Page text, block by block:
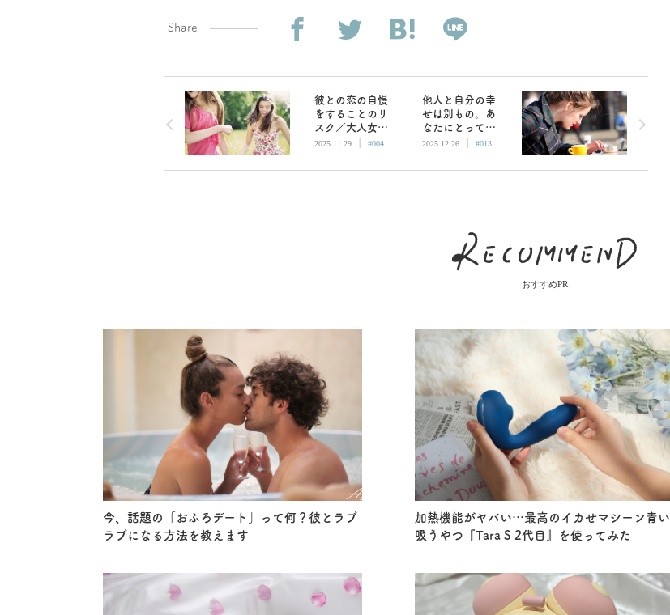
Share
彼との恋の自慢
をすることのリ
スク／大人女子
と子供おばさん
2025.11.29 | #004
他人と自分の幸
せは別もの。あ
なたにとっての
「幸せ」は？／
おばさんの恋愛
2025.12.26 | #013
おすすめPR
今、話題の「おふろデート」って何？彼とラブ
ラブになる方法を教えます
加熱機能がヤバい…最高のイカせマシーン青い
吸うやつ『Tara S 2代目』を使ってみた